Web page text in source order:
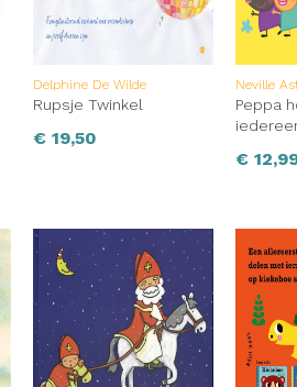
Delphine De Wilde
Rupsje Twinkel
€ 19,50
Neville
Peppa
€